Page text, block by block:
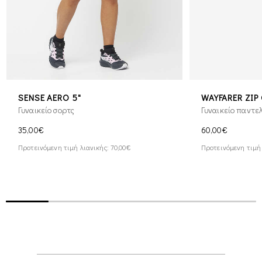
SENSE AERO 5"
Γυναικείο σορτς
35,00€
Προτεινόμενη τιμή λιανικής: 70,00€
WAYFARER ZIP
Γυναικείο
60,00€
Προτεινόμενη